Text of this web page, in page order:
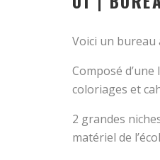
Voici un bureau
Composé
coloriages et
2 grandes
matériel de